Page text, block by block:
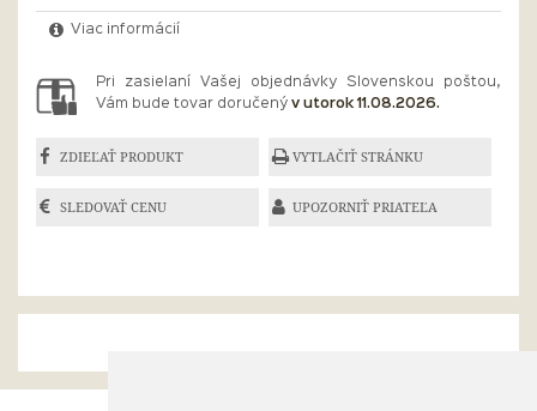
Viac informácií
Pri zasielaní Vašej objednávky Slovenskou poštou,
Vám bude tovar doručený v utorok 11.08.2026.
ZDIEĽAŤ PRODUKT VYTLAČIŤ STRÁNKU
SLEDOVAŤ CENU UPOZORNIŤ PRIATEĽA